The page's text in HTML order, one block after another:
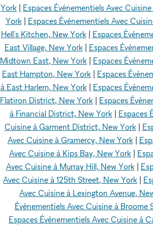
York
Espaces Événementiels Avec
York| Espaces Événementiels Avec
Hell's Kitchen, New York| Espaces
East Village, New York| Espaces
Midtown East, New York
Espaces
East Hampton, New York
Espaces
à East Harlem, New York| Espaces
Flatiron District, New York
Espaces
à Financial District, New York| Espaces
Cuisine à Garment District, New York|
Avec Cuisine à Gramercy, New York|
Avec Cuisine à Kips Bay, New York
Avec Cuisine à Murray Hill, New York|
Avec Cuisine à 125th Street, New York
Avec Cuisine à Lexington Avenue,
Événementiels Avec Cuisine à Broome
Espaces Événementiels Avec Cuisine à